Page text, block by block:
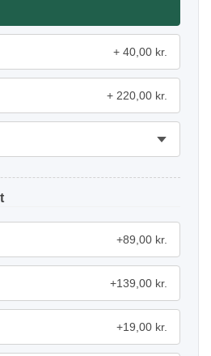
40,00 kr.
220,00 kr.
+89,00 kr.
+139,00 kr.
+19,00 kr.